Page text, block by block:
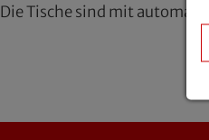
Die Tische sind mit